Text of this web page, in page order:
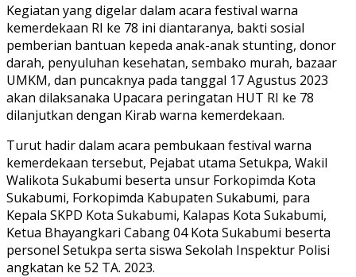
Kegiatan yang digelar dalam acara festival warna
kemerdekaan RI ke 78 ini diantaranya, bakti sosial
pemberian bantuan kepeda anak-anak stunting, donor
darah, penyuluhan kesehatan, sembako murah, bazaar
UMKM, dan puncaknya pada tanggal 17 Agustus 2023
akan dilaksanaka Upacara peringatan HUT RI ke 78
dilanjutkan dengan Kirab warna kemerdekaan.
Turut hadir dalam acara pembukaan festival warna
kemerdekaan tersebut, Pejabat utama Setukpa, Wakil
Walikota Sukabumi beserta unsur Forkopimda Kota
Sukabumi, Forkopimda Kabupaten Sukabumi, para
Kepala SKPD Kota Sukabumi, Kalapas Kota Sukabumi,
Ketua Bhayangkari Cabang 04 Kota Sukabumi beserta
personel Setukpa serta siswa Sekolah Inspektur Polisi
angkatan ke 52 TA. 2023.